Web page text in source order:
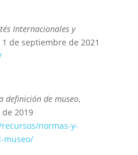
Internacionales y
de septiembre de 2021
definición de museo,
2019
normas-y-
museo/